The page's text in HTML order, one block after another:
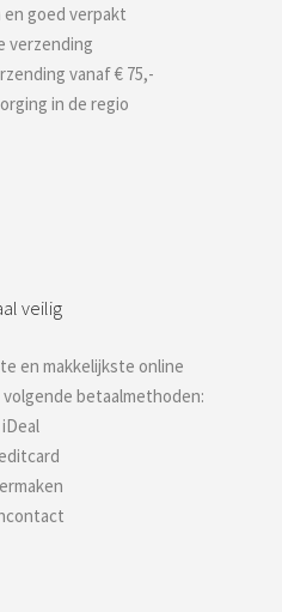
en goed verpakt
verzending
vanaf € 75,-
in de regio
veilig
en makkelijkste online
betaalmethoden: